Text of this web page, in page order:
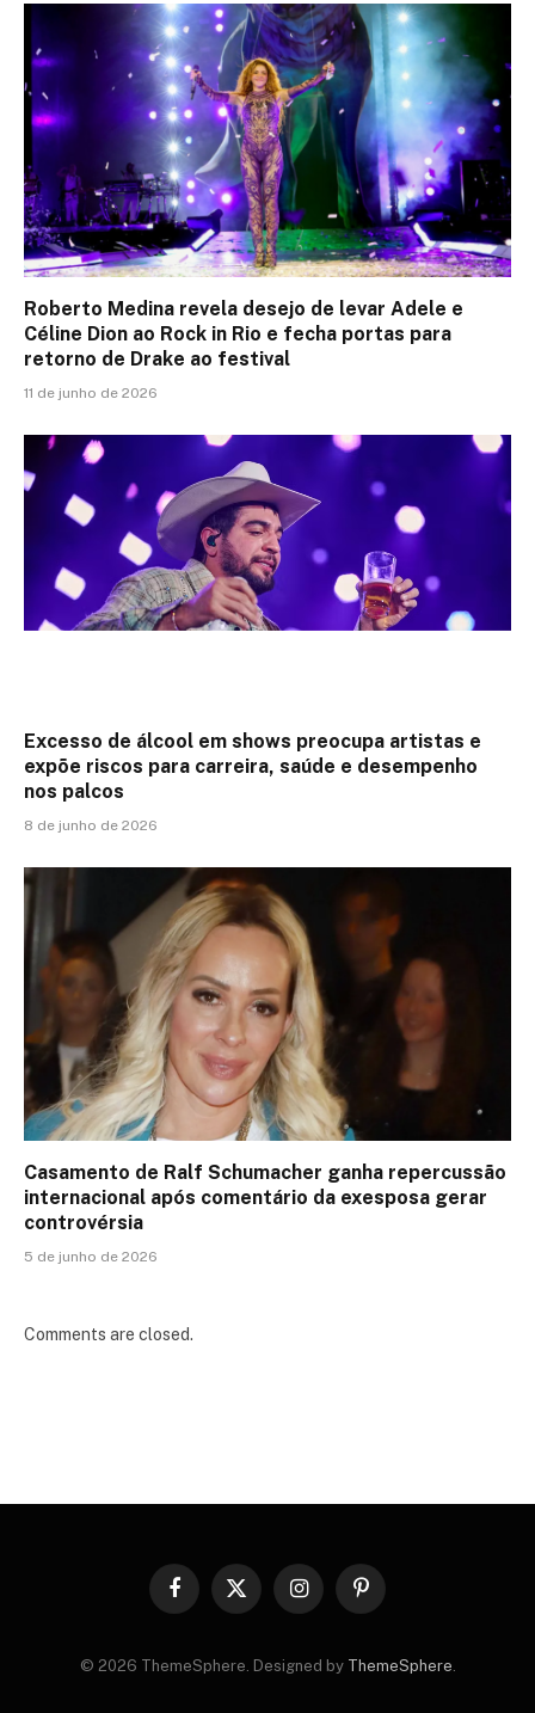
Roberto Medina revela desejo de levar Adele e
Céline Dion ao Rock in Rio e fecha portas para
retorno de Drake ao festival
11 de junho de 2026
Excesso de álcool em shows preocupa artistas e
expõe riscos para carreira, saúde e desempenho
nos palcos
8 de junho de 2026
Casamento de Ralf Schumacher ganha repercussão
internacional após comentário da exesposa gerar
controvérsia
5 de junho de 2026
Comments are closed.
Facebook
X
InstagramPinterest
© 2026 ThemeSphere. Designed by ThemeSphere.